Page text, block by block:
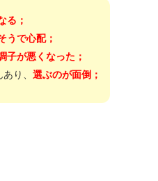
る；
うで心配；
子が悪くなった；
り、 選ぶのが面倒；